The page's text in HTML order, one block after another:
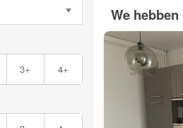
3+ 4+
We